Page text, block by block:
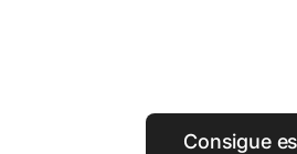
Consigue